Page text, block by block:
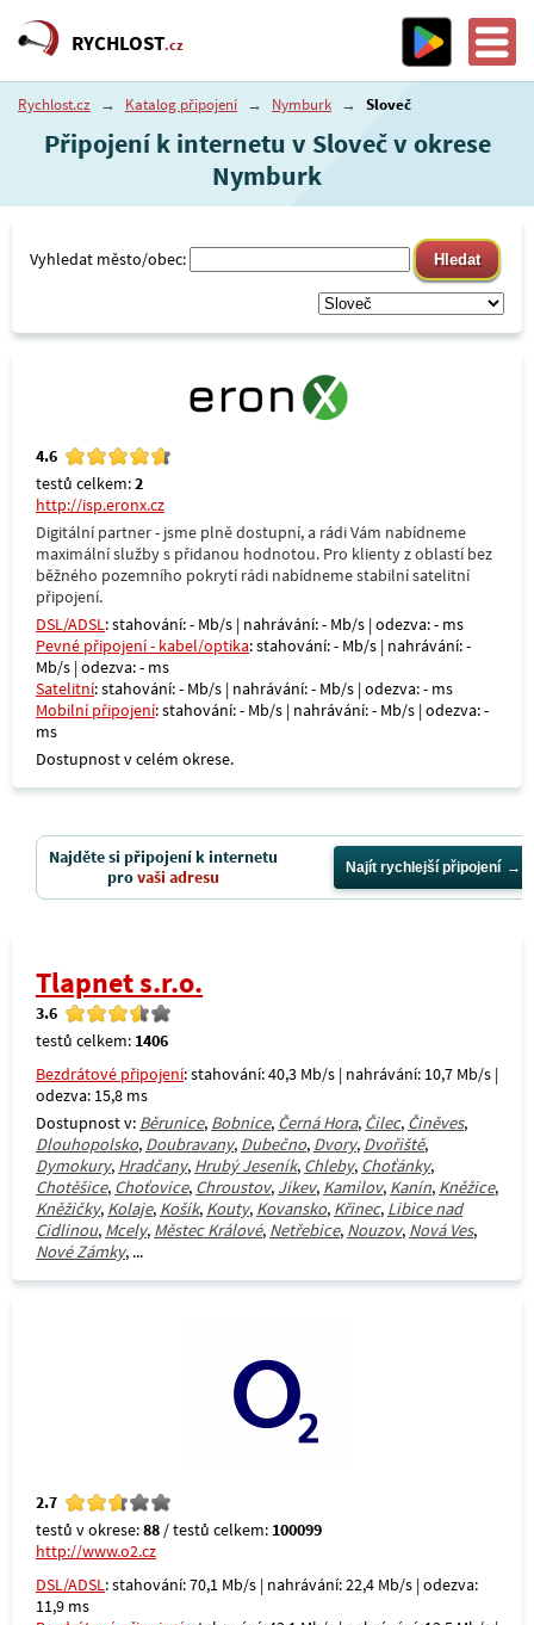
RYCHLOST.cz
Rychlost.cz → Katalog připojení → Nymburk → Sloveč
Připojení k internetu v Sloveč v okrese
Nymburk
Vyhledat město/obec:
4.6
testů celkem:2
http://isp.eronx.cz
Digitální partner - jsme plně dostupní, a rádi Vám nabídneme
maximální služby s přidanou hodnotou. Pro klienty z oblastí bez
běžného pozemního pokrytí rádi nabídneme stabilní satelitní
připojení.
DSL/ADSL: stahování: - Mb/s | nahrávání: - Mb/s | odezva: - ms
Pevné připojení - kabel/optika: stahování: - Mb/s | nahrávání: -
Mb/s | odezva: - ms
Satelitní: stahování: - Mb/s | nahrávání: - Mb/s | odezva: - ms
Mobilní připojení: stahování: - Mb/s | nahrávání: - Mb/s | odezva: -
ms
Dostupnost v celém okrese.
Najděte si připojení k internetu
provaši adresu Najít rychlejší připojení
Tlapnet s.r.o.
3.6
testů celkem: 1406
Bezdrátové připojení: stahování: 40,3 Mb/s | nahrávání: 10,7 Mb/s |
odezva: 15,8 ms
Dostupnost v: Běrunice, Bobnice, Černá Hora, Čilec, Činěves,
Dlouhopolsko, Doubravany, Dubečno, Dvory, Dvořiště,
Dymokury, Hradčany, Hrubý Jeseník, Chleby, Choťánky,
Chotěšice, Choťovice, Chroustov, Jíkev, Kamilov, Kanín, Kněžice,
Kněžičky, Kolaje, Košík, Kouty, Kovansko, Křinec, Libice nad
Cidlinou, Mcely, Městec Králové, Netřebice, Nouzov, Nová Ves,
Nové Zámky, ...
2.7
testů v okrese:88 / testů celkem: 100099
http://www.o2.cz
DSL/ADSL: stahování: 70,1 Mb/s | nahrávání: 22,4 Mb/s | odezva:
11,9 ms